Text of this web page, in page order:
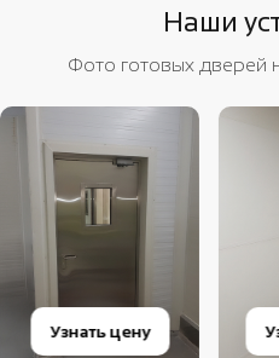
Наши
Фото готовых дверей
Узнать цену